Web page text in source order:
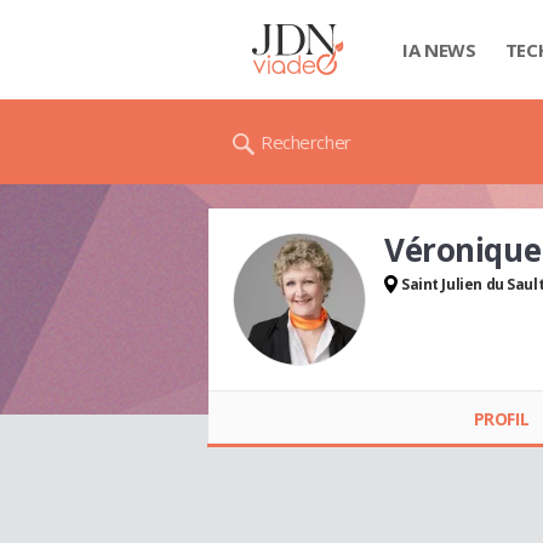
IA NEWS
Rechercher
Saint Julien du Sault
PROFIL